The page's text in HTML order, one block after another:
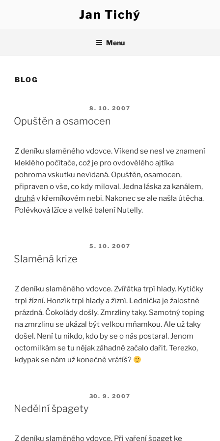
Jan Tichý
Menu
BLOG
PUBLIKOVÁNO
8. 10. 2007
Opuštěn a osamocen
Z deníku slaměného vdovce. Víkend se nesl ve znamení
kleklého počítače, což je pro ovdovělého ajtíka
pohroma vskutku nevídaná. Opuštěn, osamocen,
připraven o vše, co kdy miloval. Jedna láska za kanálem,
druháv křemíkovém nebi. Nakonec se ale našla útěcha.
Polévková lžíce a velké balení Nutelly.
PUBLIKOVÁNO
5. 10. 2007
Slaměná krize
Z deníku slaměného vdovce. Zvířátka trpí hlady. Kytičky
trpí žízní. Honzík trpí hlady a žízní. Lednička je žalostně
prázdná. Čokolády došly. Zmrzliny taky. Samotný toping
na zmrzlinu se ukázal být velkou mňamkou. Ale už taky
došel. Není tu nikdo, kdo by se o nás postaral. Jenom
octomilkám se tu nějak záhadně začalo dařit. Terezko,
kdypak se nám už konečně vrátíš?
PUBLIKOVÁNO
30. 9. 2007
Nedělní špagety
Z deníku slaměného vdovce. Při vaření špaget ke